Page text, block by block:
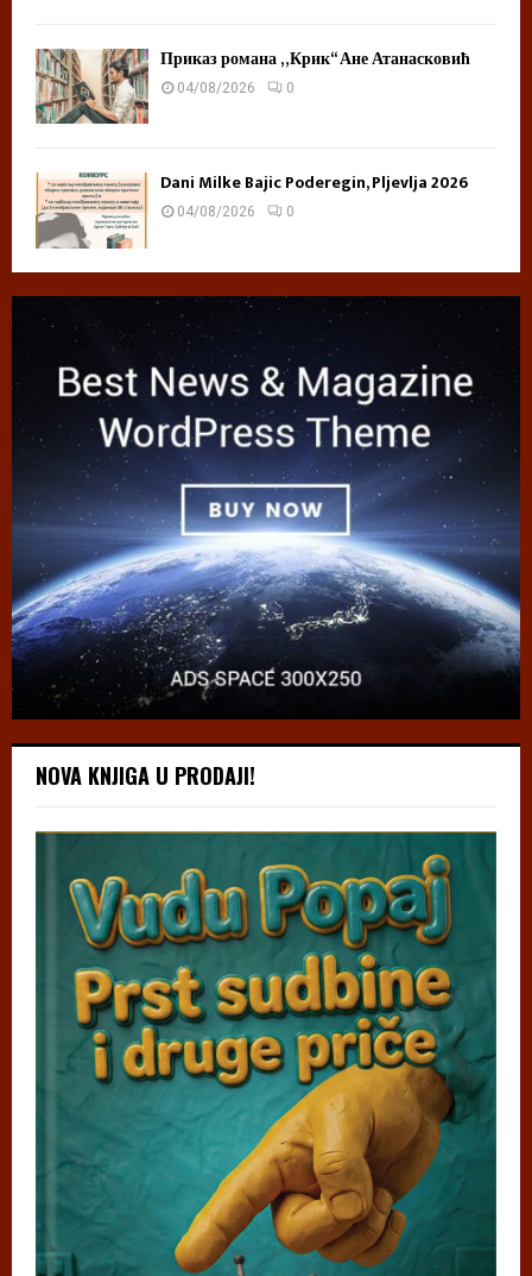
Приказ романа „Крик“ Ане Атанасковић
04/08/2026 0
Dani Milke Bajic Poderegin, Pljevlja 2026
04/08/2026 0
NOVA KNJIGA U PRODAJI!